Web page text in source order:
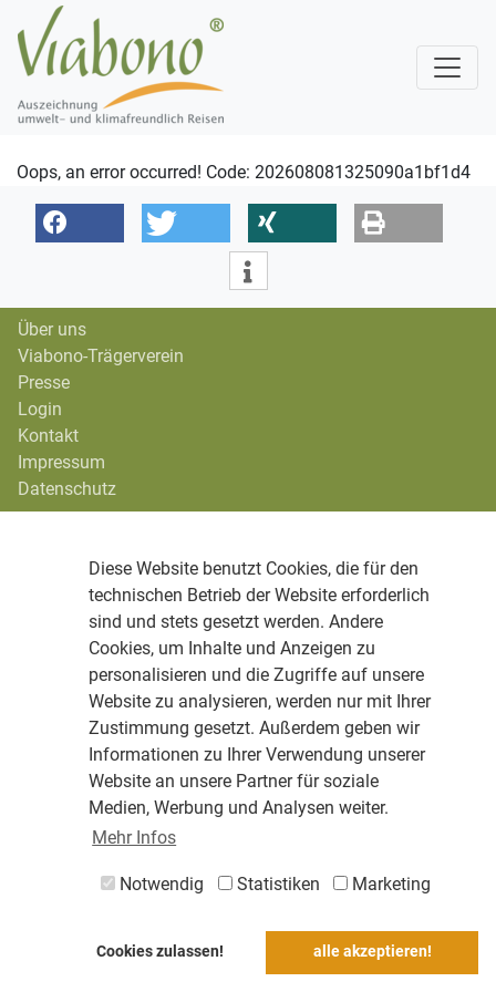
Diese Website benutzt Cookies, die für den
technischen Betrieb der Website erforderlich
sind und stets gesetzt werden. Andere
Cookies, um Inhalte und Anzeigen zu
personalisieren und die Zugriffe auf unsere
Website zu analysieren, werden nur mit Ihrer
Zustimmung gesetzt. Außerdem geben wir
Informationen zu Ihrer Verwendung unserer
Website an unsere Partner für soziale
Medien, Werbung und Analysen weiter.
Mehr Infos
Notwendig Statistiken Marketing
Cookies zulassen! alle akzeptieren!
Oops, an error occurred! Code: 202608081325090a1bf1d4
Über uns
Viabono-Trägerverein
Presse
Login
Kontakt
Impressum
Datenschutz